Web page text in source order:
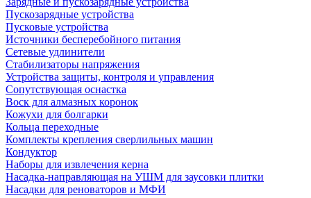
Пускозарядные устройства
Пусковые устройства
Источники бесперебойного питания
Сетевые удлинители
Стабилизаторы напряжения
Устройства защиты, контроля и управления
Сопутствующая оснастка
Воск для алмазных коронок
Кожухи для болгарки
Кольца переходные
Комплекты крепления сверлильных машин
Кондуктор
Наборы для извлечения керна
Насадка-направляющая на УШМ для заусовки плитки
Насадки для реноваторов и МФИ